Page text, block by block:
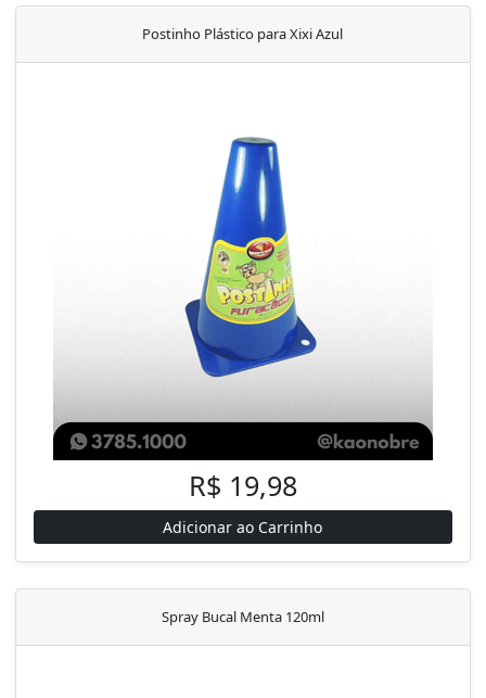
Postinho Plástico para Xixi Azul
R$ 19,98
Adicionar ao Carrinho
Spray Bucal Menta 120ml